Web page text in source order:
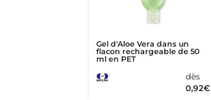
Accessoires Auto & Vélo
PLV & Mobiliers Pub
Gel d'Aloe Vera dans un
flacon rechargeable de 50
ml en PET
dès
0,92€